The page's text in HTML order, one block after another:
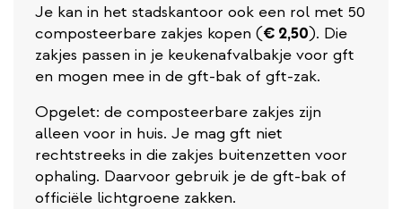
Je kan in het stadskantoor ook een rol met 50
composteerbare zakjes kopen (€ 2,50). Die
zakjes passen in je keukenafvalbakje voor gft
en mogen mee in de gft-bak of gft-zak.
Opgelet: de composteerbare zakjes zijn
alleen voor in huis. Je mag gft niet
rechtstreeks in die zakjes buitenzetten voor
ophaling. Daarvoor gebruik je de gft-bak of
officiële lichtgroene zakken.